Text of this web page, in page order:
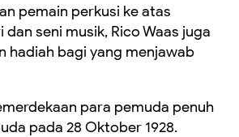
pemain perkusi ke atas
seni musik, Rico Waas juga
hadiah bagi yang menjawab
para pemuda penuh
pada 28 Oktober 1928.